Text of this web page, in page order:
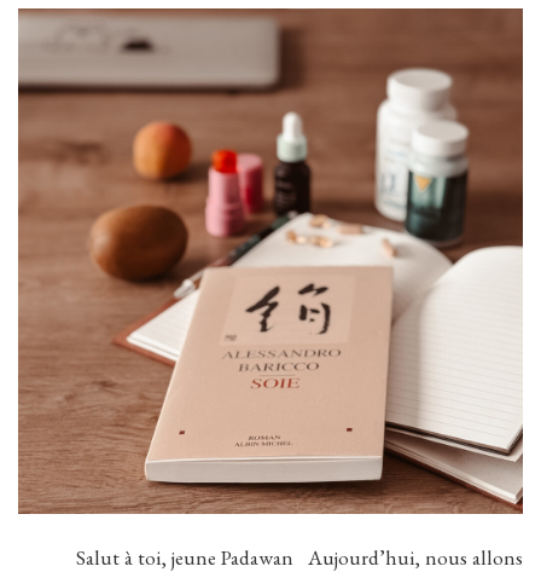
Salut à toi, jeune Padawan Aujourd’hui, nous allons